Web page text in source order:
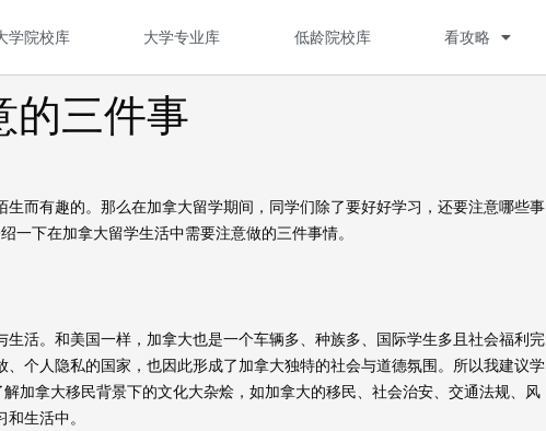
学院校库 大学专业库 低龄院校库 看攻略
的三件事
有趣的。那么在加拿大留学期间，同学们除了要好好学习，还要注意哪些事
一下在加拿大留学生活中需要注意做的三件事情。
。和美国一样，加拿大也是一个车辆多、种族多、国际学生多且社会福利完
个人隐私的国家，也因此形成了加拿大独特的社会与道德氛围。所以我建议学
加拿大移民背景下的文化大杂烩，如加拿大的移民、社会治安、交通法规、风
生活中。